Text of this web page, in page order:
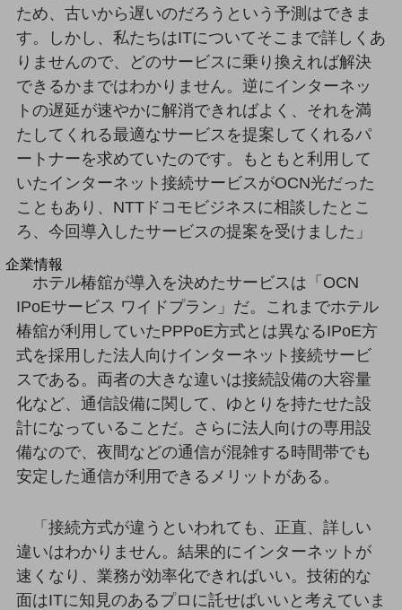
NTTドコモビジネス
オンラインショップ
モバイル・ICTサービスをオンラインで
相談・申し込みができるバーチャルショップ
法人向けモバイルトップ
はじめての方へ
サービス・商品を探す
新規会員登録/ログインはこちら
100回線以上のお問い合わせ・お見積りはこちら
別ウィンドウで開きます
企業情報
企業情報TOP
会社案内
会社案内TOP
組織
沿革
社長からのご挨拶
事業拠点
グループ会社
会社案内パンフレット
ニュースルーム
ニュースルームTOP
ニュースリリース
ため、古いから遅いのだろうという予測はできま
す。しかし、私たちはITについてそこまで詳しくあ
りませんので、どのサービスに乗り換えれば解決
できるかまではわかりません。逆にインターネッ
トの遅延が速やかに解消できればよく、それを満
たしてくれる最適なサービスを提案してくれるパ
ートナーを求めていたのです。もともと利用して
いたインターネット接続サービスがOCN光だった
こともあり、NTTドコモビジネスに相談したとこ
ろ、今回導入したサービスの提案を受けました」
ホテル椿舘が導入を決めたサービスは「OCN
IPoEサービス ワイドプラン」だ。これまでホテル
椿舘が利用していたPPPoE方式とは異なるIPoE方
式を採用した法人向けインターネット接続サービ
スである。両者の大きな違いは接続設備の大容量
化など、通信設備に関して、ゆとりを持たせた設
計になっていることだ。さらに法人向けの専用設
備なので、夜間などの通信が混雑する時間帯でも
安定した通信が利用できるメリットがある。
「接続方式が違うといわれても、正直、詳しい
違いはわかりません。結果的にインターネットが
速くなり、業務が効率化できればいい。技術的な
面はITに知見のあるプロに託せばいいと考えていま